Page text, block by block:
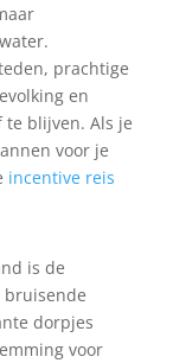
prachtige
en
blijven. Als je
voor je
incentive reis
is de
bruisende
dorpjes
voor